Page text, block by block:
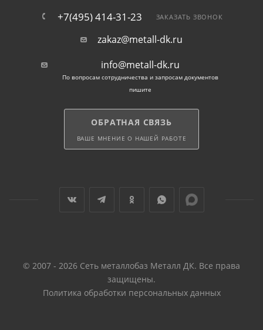
+7(495) 414-31-23 ЗАКАЗАТЬ ЗВОНОК
zakaz@metall-dk.ru
info@metall-dk.ru
По вопросам сотрудничества и запросам документов
пишите
ОБРАТНАЯ СВЯЗЬ
ВАШЕ МНЕНИЕ О НАШЕЙ РАБОТЕ
© 2007 - 2026 Сеть металлобаз Металл ДК. Все права
защищены.
Политика обработки персональных данных